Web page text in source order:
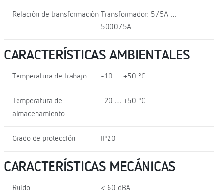
Relación de transformación Transformador: 5/5A …
5000/5A
CARACTERÍSTICAS AMBIENTALES
Temperatura de trabajo -10 … +50 ºC
Temperatura de
almacenamiento
-20 … +50 ºC
Grado de protección IP20
CARACTERÍSTICAS MECÁNICAS
Ruido < 60 dBA